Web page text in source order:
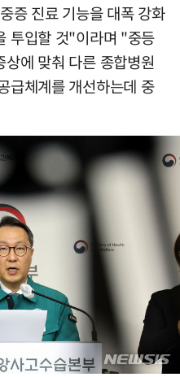
증 진료 기능을 대폭 강화
투입할 것"이라며 "중등
에 맞춰 다른 종합병원
급체계를 개선하는데 중